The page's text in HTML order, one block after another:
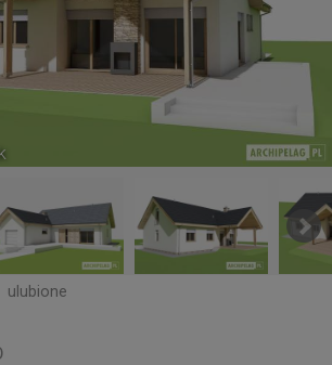
ulubione